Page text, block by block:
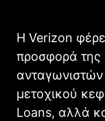
Η Verizon
προσφορά της
ανταγωνιστών
μετοχικού
Loans, αλλά